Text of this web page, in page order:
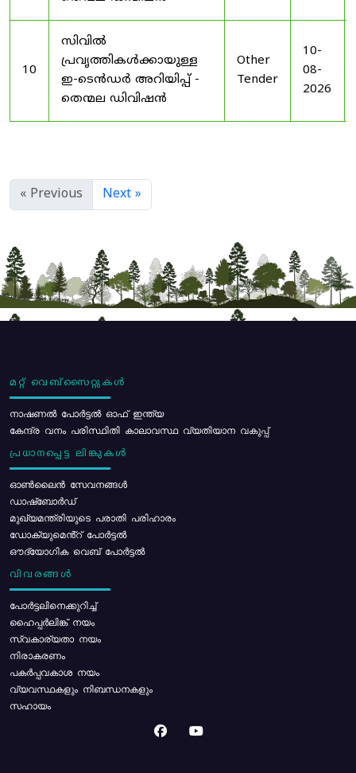
10
സിവിൽ
പ്രവൃത്തികൾക്കായുള്ള
ഇ-ടെൻഡർ അറിയിപ്പ് -
തെന്മല ഡിവിഷൻ
Other
Tender
10-
08-
2026
« Previous Next »
മറ്റ് വെബ്സൈറ്റുകൾ
നാഷണൽ പോർട്ടൽ ഓഫ് ഇന്ത്യ
കേന്ദ്ര വനം പരിസ്ഥിതി കാലാവസ്ഥ വ്യതിയാന വകുപ്പ്
പ്രധാനപ്പെട്ട ലിങ്കുകൾ
ഓൺലൈൻ സേവനങ്ങൾ
ഡാഷ്ബോർഡ്
മുഖ്യമന്ത്രിയുടെ പരാതി പരിഹാരം
ഡോക്യുമെൻ്റ് പോർട്ടൽ
ഔദ്യോഗിക വെബ് പോർട്ടൽ
വിവരങ്ങൾ
പോര്‍ട്ടലിനെക്കുറിച്ച്
ഹൈപ്പർലിങ്ക് നയം
സ്വകാര്യതാ നയം
നിരാകരണം
പകർപ്പവകാശ നയം
വ്യവസ്ഥകളും നിബന്ധനകളും
സഹായം